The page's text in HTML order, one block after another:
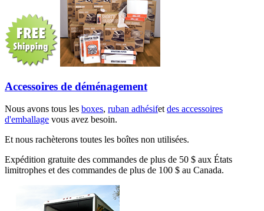
Accessoires de déménagement
Nous avons tous les boxes, ruban adhésifetdes accessoires
d'emballage vous avez besoin.
Et nous rachèterons toutes les boîtes non utilisées.
Expédition gratuite des commandes de plus de 50 $ aux États
limitrophes et des commandes de plus de 100 $ au Canada.